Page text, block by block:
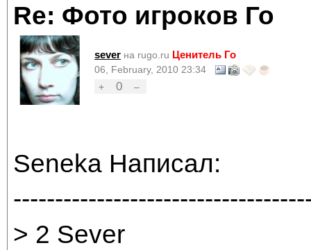
Re: Фото игроков Го
sever на rugo.ru Ценитель Го
06, February, 2010 23:34
+
0 –
Seneka Написал:
> 2 Sever